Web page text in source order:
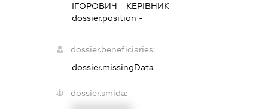
ІГОРОВИЧ - КЕРІВНИК
dossier.position -
dossier.beneficiaries:
dossier.missingData
dossier.smida: